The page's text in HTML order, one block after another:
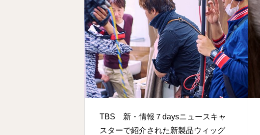
TBS 新・情報７daysニュースキャ
スターで紹介された新製品ウィッグ